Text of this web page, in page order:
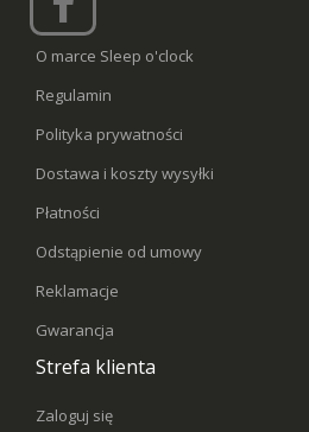
O marce Sleep o'clock
Regulamin
Polityka prywatności
Dostawa i koszty wysyłki
Płatności
Odstąpienie od umowy
Reklamacje
Gwarancja
Strefa klienta
Zaloguj się